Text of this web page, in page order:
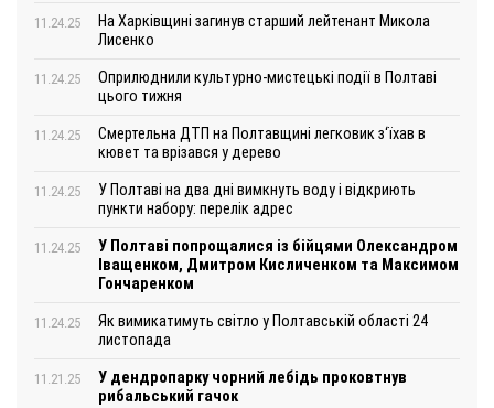
11.24.25
На Харківщині загинув старший лейтенант Микола
Лисенко
11.24.25
Оприлюднили культурно-мистецькі події в Полтаві
цього тижня
11.24.25
Смертельна ДТП на Полтавщині легковик з‘їхав в
кювет та врізався у дерево
11.24.25
У Полтаві на два дні вимкнуть воду і відкриють
пункти набору: перелік адрес
11.24.25
У Полтаві попрощалися із бійцями Олександром
Іващенком, Дмитром Кисличенком та Максимом
Гончаренком
11.24.25
Як вимикатимуть світло у Полтавській області 24
листопада
11.21.25
У дендропарку чорний лебідь проковтнув
рибальський гачок